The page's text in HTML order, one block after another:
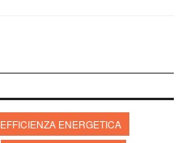
EFFICIENZA ENERGETICA